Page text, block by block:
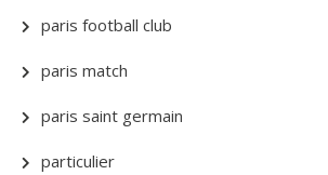
paris football club
paris match
paris saint germain
particulier